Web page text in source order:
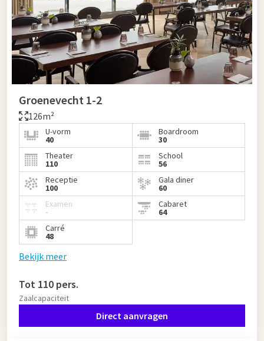
Groenevecht 1-2
126m²
U-vorm
40
Boardroom
30
Theater
110
School
56
Receptie
100
Gala diner
60
Examen
-
Cabaret
64
Carré
48
Bekijk meer
Tot 110 pers.
Zaalcapaciteit
Direct aanvragen